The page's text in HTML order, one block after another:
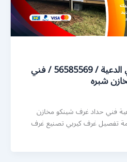
رقم حداد غرف كيربي الدعية / 56585569 / فني
شبره
فني حداد غرف شينكو مخازن
تفصيل غرف كيربي تصنيع غرف